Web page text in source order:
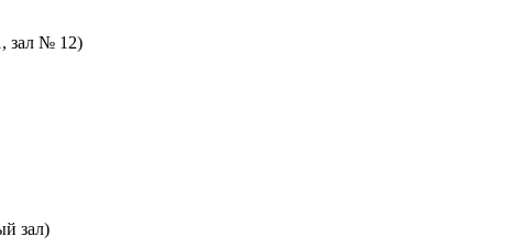
зал № 12)
зал)